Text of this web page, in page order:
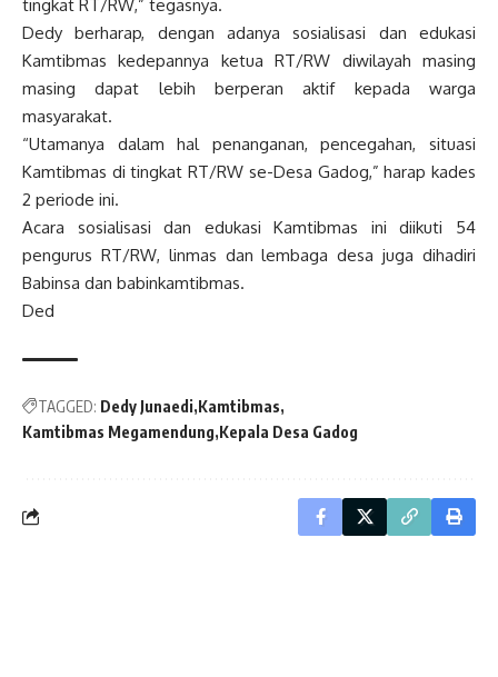
tingkat RT/RW,” tegasnya.
Dedy berharap, dengan adanya sosialisasi dan edukasi
Kamtibmas kedepannya ketua RT/RW diwilayah masing
masing dapat lebih berperan aktif kepada warga
masyarakat.
“Utamanya dalam hal penanganan, pencegahan, situasi
Kamtibmas di tingkat RT/RW se-Desa Gadog,” harap kades
2 periode ini.
Acara sosialisasi dan edukasi Kamtibmas ini diikuti 54
pengurus RT/RW, linmas dan lembaga desa juga dihadiri
Babinsa dan babinkamtibmas.
Ded
TAGGED: Dedy Junaedi Kamtibmas
Kamtibmas Megamendung Kepala Desa Gadog